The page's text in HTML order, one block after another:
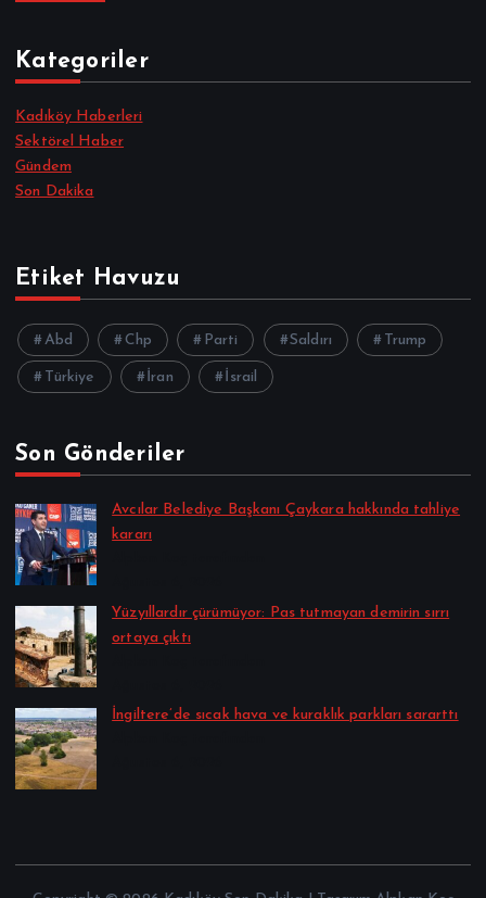
Kategoriler
Kadıköy Haberleri
Sektörel Haber
Gündem
Son Dakika
Etiket Havuzu
Abd Chp Parti Saldırı Trump
Türkiye İran İsrail
Son Gönderiler
Avcılar Belediye Başkanı Çaykara hakkında tahliye
kararı
Yüzyıllardır çürümüyor: Pas tutmayan demirin sırrı
ortaya çıktı
İngiltere’de sıcak hava ve kuraklık parkları sararttı